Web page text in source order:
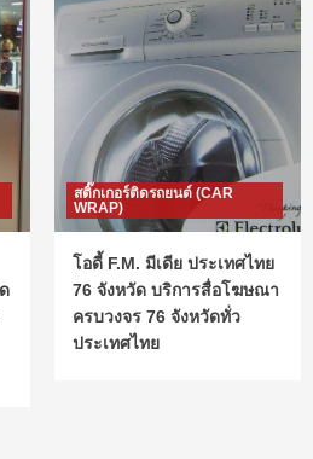
สติ๊กเกอร์ติดรถยนต์ (CAR
WRAP)
โอดี้ F.M. มีเดีย ประเทศไทย
76 จังหวัด บริการสื่อโฆษณา
ครบวงจร 76 จังหวัดทั่ว
ประเทศไทย